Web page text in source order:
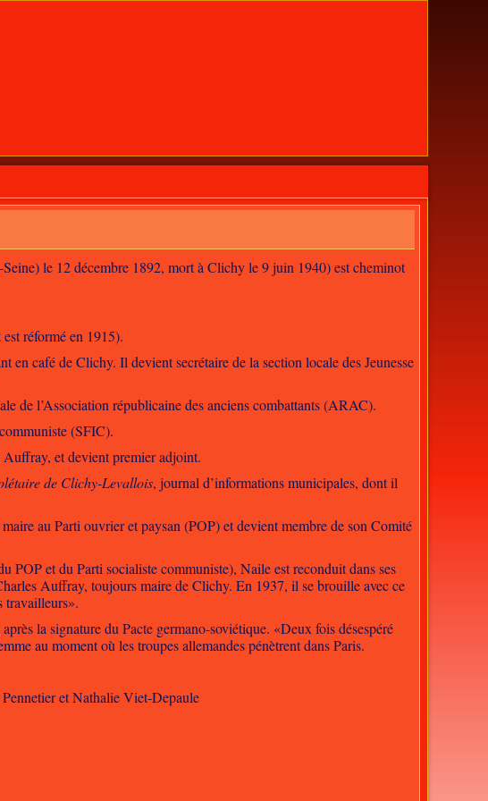
le 12 décembre 1892, mort à Clichy le 9 juin 1940) est cheminot
réformé en 1915).
café de Clichy. Il devient secrétaire de la section locale des Jeunesse
de l’Association républicaine des anciens combattants (ARAC).
(SFIC).
et devient premier adjoint.
de Clichy-Levallois, journal d’informations municipales, dont il
maire auParti ouvrier et paysan (POP) et devient membre de son Comité
POP et du Parti socialiste communiste), Naile est reconduit dans ses
Auffray, toujours maire de Clichy. En 1937, il se brouille avec ce
travailleurs».
la signature du Pacte germano-soviétique. «Deux fois désespéré
au moment où les troupes allemandes pénètrent dans Paris.
et Nathalie Viet-Depaule